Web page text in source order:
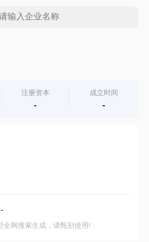
注册资本
-
成立时间
-
-
全网搜索生成，请甄别使用!